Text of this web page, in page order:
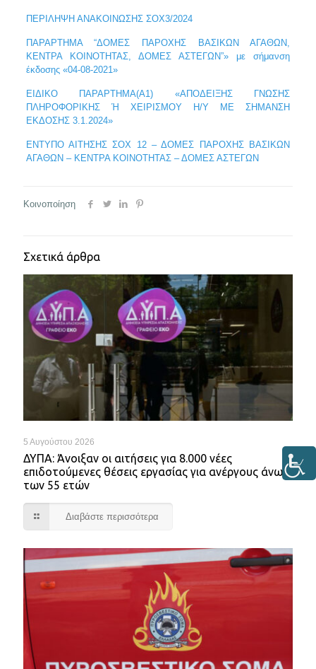
ΠΕΡΙΛΗΨΗ ΑΝΑΚΟΙΝΩΣΗΣ ΣΟΧ3/2024
ΠΑΡΑΡΤΗΜΑ “ΔΟΜΕΣ ΠΑΡΟΧΗΣ ΒΑΣΙΚΩΝ ΑΓΑΘΩΝ,
ΚΕΝΤΡΑ ΚΟΙΝΟΤΗΤΑΣ, ΔΟΜΕΣ ΑΣΤΕΓΩΝ”» με σήμανση
έκδοσης «04-08-2021»
ΕΙΔΙΚΟ ΠΑΡΑΡΤΗΜΑ(Α1) «ΑΠΟΔΕΙΞΗΣ ΓΝΩΣΗΣ
ΠΛΗΡΟΦΟΡΙΚΗΣ Ή ΧΕΙΡΙΣΜΟΥ Η/Υ ΜΕ ΣΗΜΑΝΣΗ
ΕΚΔΟΣΗΣ 3.1.2024»
ΕΝΤΥΠΟ ΑΙΤΗΣΗΣ ΣΟΧ 12 – ΔΟΜΕΣ ΠΑΡΟΧΗΣ ΒΑΣΙΚΩΝ
ΑΓΑΘΩΝ – ΚΕΝΤΡΑ ΚΟΙΝΟΤΗΤΑΣ – ΔΟΜΕΣ ΑΣΤΕΓΩΝ
Κοινοποίηση
Σχετικά άρθρα
5 Αυγούστου 2026
ΔΥΠΑ: Άνοιξαν οι αιτήσεις για 8.000 νέες
επιδοτούμενες θέσεις εργασίας για ανέργους άνω
των 55 ετών
Διαβάστε περισσότερα